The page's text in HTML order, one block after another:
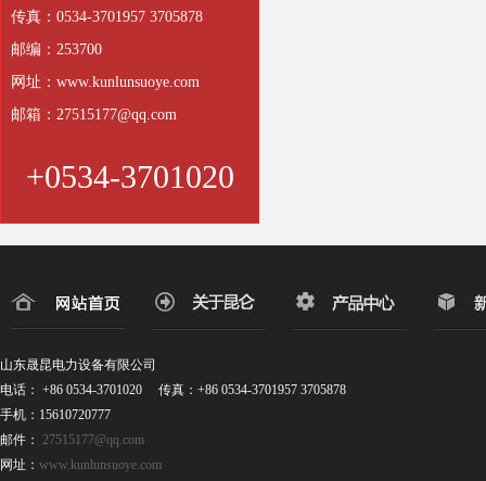
传真：0534-3701957 3705878
邮编：253700
网址：www.kunlunsuoye.com
邮箱：27515177@qq.com
+0534-3701020
山东晟昆电力设备有限公司
电话： +86 0534-3701020 传真：+86 0534-3701957 3705878
手机：15610720777
邮件： 27515177@qq.com
网址： www.kunlunsuoye.com